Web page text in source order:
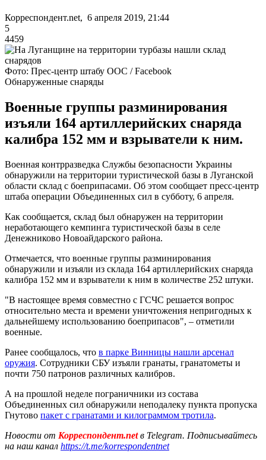
Корреспондент.net, 6 апреля 2019, 21:44
5
4459
Фото: Прес-центр штабу ООС / Facebook
Обнаруженные снаряды
Военные группы разминирования
изъяли 164 артиллерийских снаряда
калибра 152 мм и взрыватели к ним.
Военная контрразведка Службы безопасности Украины
обнаружили на территории туристической базы в Луганской
области склад с боеприпасами. Об этом сообщает пресс-центр
штаба операции Объединенных сил в субботу, 6 апреля.
Как сообщается, склад был обнаружен на территории
неработающего кемпинга туристической базы в селе
Денежниково Новоайдарского района.
Отмечается, что военные группы разминирования
обнаружили и изъяли из склада 164 артиллерийских снаряда
калибра 152 мм и взрыватели к ним в количестве 252 штуки.
"В настоящее время совместно с ГСЧС решается вопрос
относительно места и времени уничтожения непригодных к
дальнейшему использованию боеприпасов", – отметили
военные.
Ранее сообщалось, что в парке Винницы нашли арсенал
оружия. Сотрудники СБУ изъяли гранаты, гранатометы и
почти 750 патронов различных калибров.
А на прошлой неделе пограничники из состава
Объединенных сил обнаружили неподалеку пункта пропуска
Гнутово пакет с гранатами и килограммом тротила.
Новости от Корреспондент.netв Telegram. Подписывайтесь
на наш канал https://t.me/korrespondentnet